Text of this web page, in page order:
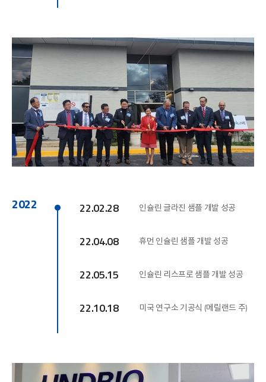
2022 22.02.28 인슐린 글라진 샘플 개발 성공
22.04.08 휴먼 인슐린 샘플 개발 성공
22.05.15 인슐린 리스프로 샘플 개발 성공
22.10.18 미국 연구소 기공식 (메릴랜드 주)